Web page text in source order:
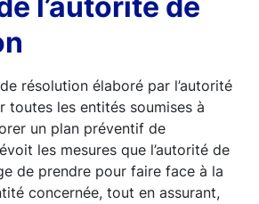
résolution élaboré par l’autorité
toutes les entités soumises à
un plan préventif de
les mesures que l’autorité de
de prendre pour faire face à la
concernée, tout en assurant,